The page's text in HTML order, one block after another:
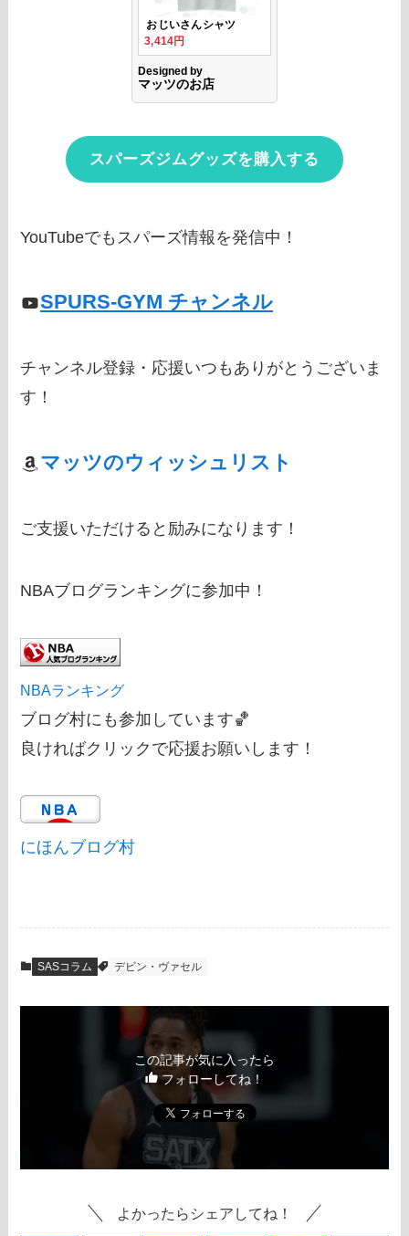
スパーズジムグッズを購入する
YouTubeでもスパーズ情報を発信中！
SPURS-GYM チャンネル
チャンネル登録・応援いつもありがとうございま
す！
マッツのウィッシュリスト
ご支援いただけると励みになります！
NBAブログランキングに参加中！
NBAランキング
ブログ村にも参加しています🏀
良ければクリックで応援お願いします！
にほんブログ村
SASコラム デビン・ヴァセル
この記事が気に入ったら
フォローしてね！
よかったらシェアしてね！